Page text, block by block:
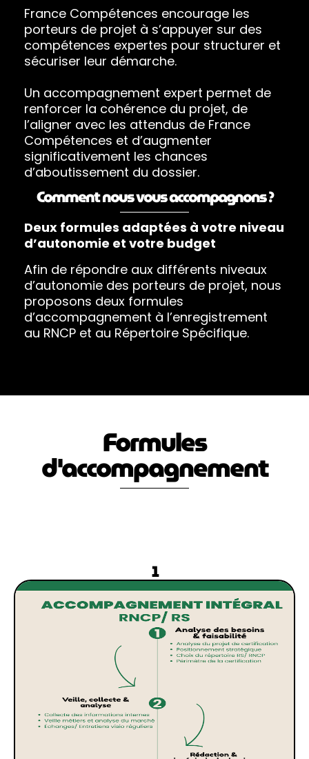
France Compétences encourage les
porteurs de projet à s’appuyer sur des
compétences expertes pour structurer et
sécuriser leur démarche.
Un accompagnement expert permet de
renforcer la cohérence du projet, de
l’aligner avec les attendus de France
Compétences et d’augmenter
significativement les chances
d’aboutissement du dossier.
Comment nous vous accompagnons ?
Deux formules adaptées à votre niveau
d’autonomie et votre budget
Afin de répondre aux différents niveaux
d’autonomie des porteurs de projet, nous
proposons deux formules
d’accompagnement à l’enregistrement
au RNCP et au Répertoire Spécifique.
Formules
d'accompagnement
1